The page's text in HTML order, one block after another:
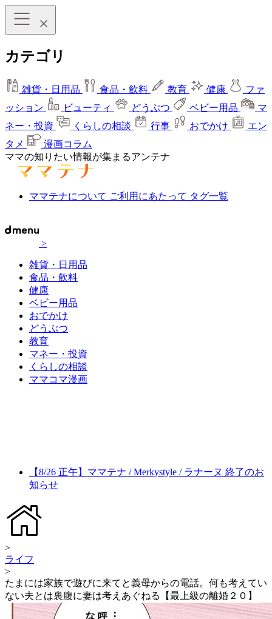
カテゴリ
雑貨・日用品 食品・飲料 教育 健康
ファ
ッション
ビューティ どうぶつ ベビー用品
マ
ネー・投資
くらしの相談 行事 おでかけ
エン
タメ
漫画コラム
ママの知りたい情報が集まるアンテナ
ママテナについて ご利用にあたって タグ一覧
>
雑貨・日用品
食品・飲料
健康
ベビー用品
おでかけ
どうぶつ
教育
マネー・投資
くらしの相談
ママコマ漫画
【8/26 正午】ママテナ / Merkystyle / ラナーヌ 終了のお
知らせ
>
ライフ
>
たまには家族で遊びに来てと義母からの電話。何も考えてい
ない夫とは裏腹に妻は考えあぐねる【最上級の離婚２０】